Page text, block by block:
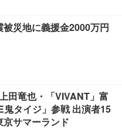
災地に義援金2000万円
田竜也・「VIVANT」富
タイジ」参戦 出演者15
京サマーランド